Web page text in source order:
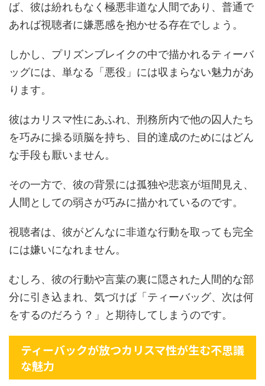
ば、彼は紛れもなく極悪非道な人間であり、普通で
あれば視聴者に嫌悪感を抱かせる存在でしょう。
しかし、プリズンブレイクの中で描かれるティーバ
ッグには、単なる「悪役」には収まらない魅力があ
ります。
彼はカリスマ性にあふれ、刑務所内で他の囚人たち
を巧みに操る頭脳を持ち、目的達成のためにはどん
な手段も厭いません。
その一方で、彼の背景には孤独や悲哀が垣間見え、
人間としての弱さが巧みに描かれているのです。
視聴者は、彼がどんなに非道な行動を取っても完全
には嫌いになれません。
むしろ、彼の行動や言葉の裏に隠された人間的な部
分に引き込まれ、気づけば「ティーバッグ、次は何
をするのだろう？」と期待してしまうのです。
ティーバックが放つカリスマ性が生む不思議
な魅力